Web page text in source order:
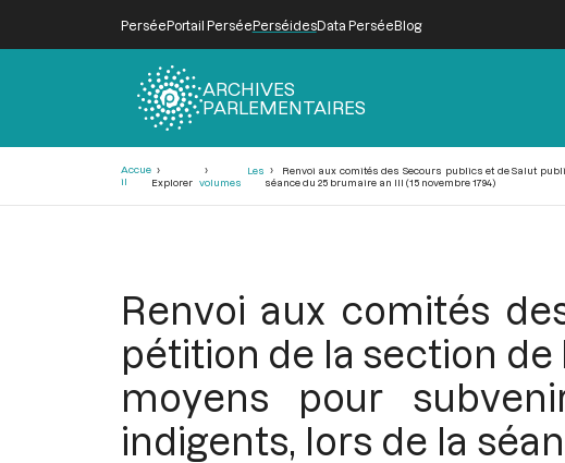
PerséePortail PerséePerséidesData PerséeBlog
ARCHIVES
PARLEMENTAIRES
Accue
il
Explorer
Les
volumes
Renvoi aux comités des Secours publics et de Salut
séance du 25 brumaire an III (15 novembre 1794)
Renvoi aux comités
pétition de la section de
moyens pour
indigents, lors de la